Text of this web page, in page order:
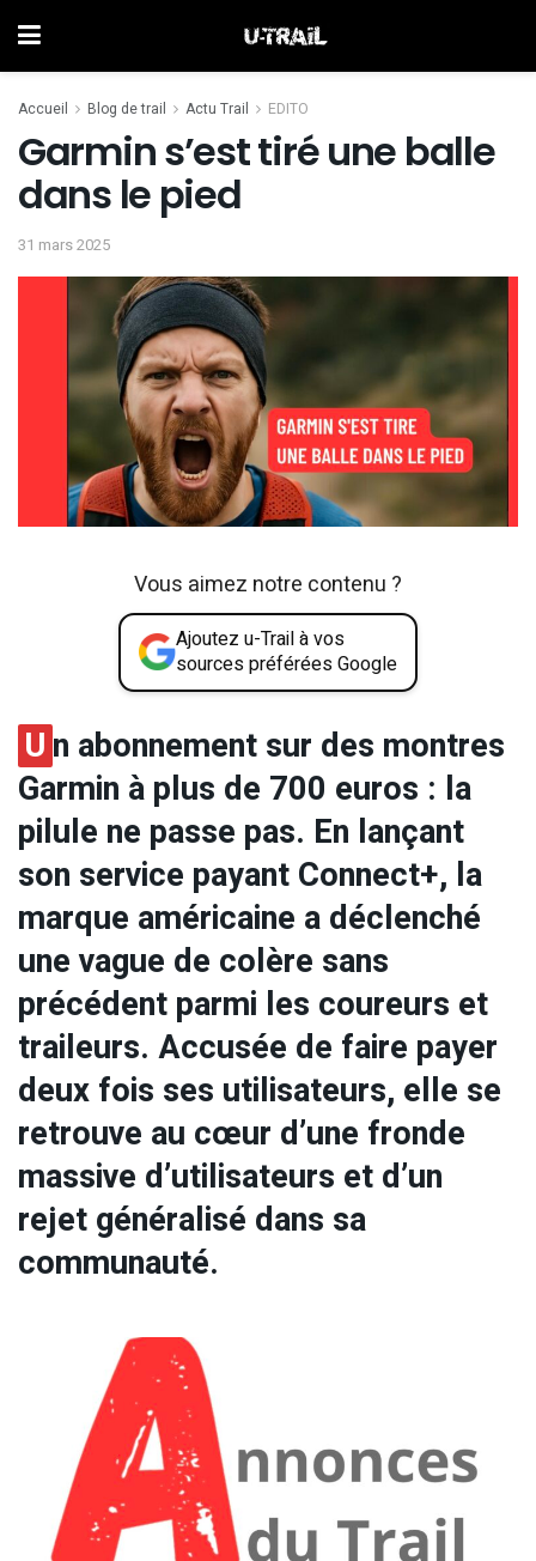
Accueil Blog de trail Actu Trail EDITO
Garmin s’est tiré une balle
dans le pied
31 mars 2025
Vous aimez notre contenu ?
Ajoutez u-Trail à vos
sources préférées Google
U n abonnement sur des montres
Garmin à plus de 700 euros : la
pilule ne passe pas. En lançant
son service payant Connect+, la
marque américaine a déclenché
une vague de colère sans
précédent parmi les coureurs et
traileurs. Accusée de faire payer
deux fois ses utilisateurs, elle se
retrouve au cœur d’une fronde
massive d’utilisateurs et d’un
rejet généralisé dans sa
communauté.